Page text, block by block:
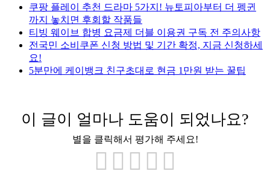
쿠팡 플레이 추천 드라마 5가지! 뉴토피아부터 더 펭귄
까지 놓치면 후회할 작품들
티빙 웨이브 합병 요금제 더블 이용권 구독 전 주의사항
전국민 소비쿠폰 신청 방법 및 기간 확정, 지금 신청하세
요!
5분만에 케이뱅크 친구초대로 현금 1만원 받는 꿀팁
이 글이 얼마나 도움이 되었나요?
별을 클릭해서 평가해 주세요!